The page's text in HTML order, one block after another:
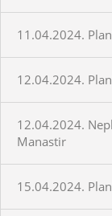
11.04.2024.
12.04.2024.
12.04.2024.
Manastir
15.04.2024.